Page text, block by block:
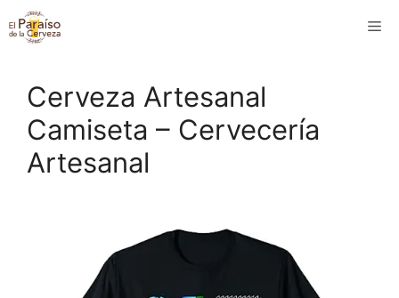
Saltar
al
Cerveza Artesanal
Camiseta – Cervecería
Artesanal